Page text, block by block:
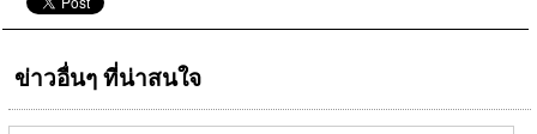
ข่าวอื่นๆ ที่น่าสนใจ